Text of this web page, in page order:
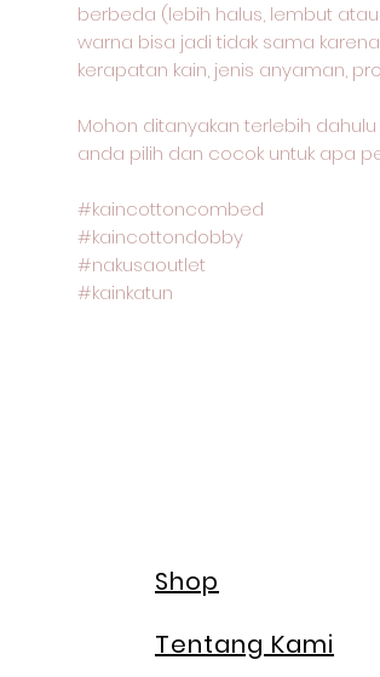
berbeda (lebih halus, lembut
warna bisa jadi tidak sama
kerapatan kain, jenis anyaman,
Mohon ditanyakan terlebih
anda pilih dan cocok untuk apa
#kaincottoncombed
#kaincottondobby
#nakusaoutlet
#kainkatun
Shop
Tentang Kami